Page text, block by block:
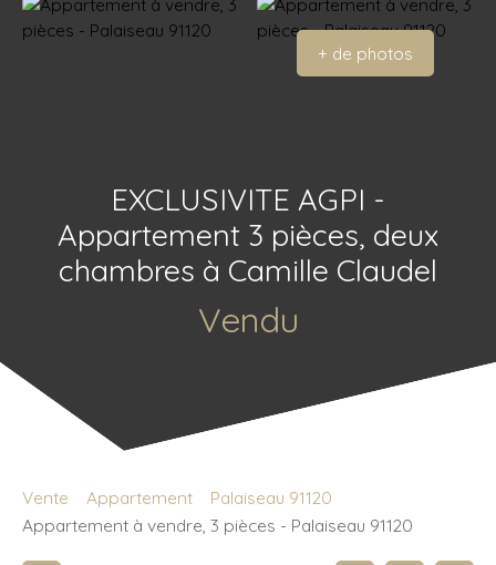
Estimation
+ de photos
EXCLUSIVITE AGPI -
Appartement 3 pièces, deux
chambres à Camille Claudel
Vendu
Vente Appartement
Palaiseau 91120
Appartement à vendre, 3 pièces - Palaiseau 91120